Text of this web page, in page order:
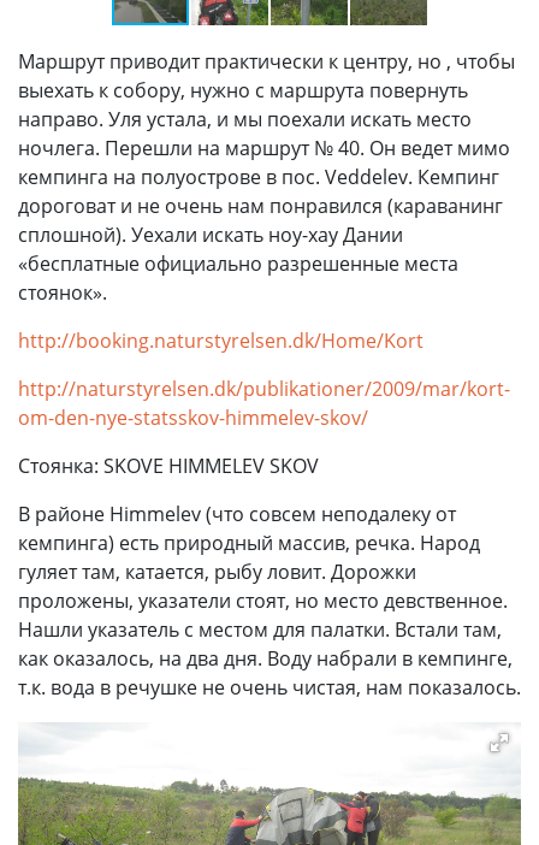
Маршрут приводит практически к центру, но , чтобы
выехать к собору, нужно с маршрута повернуть
направо. Уля устала, и мы поехали искать место
ночлега. Перешли на маршрут № 40. Он ведет мимо
кемпинга на полуострове в пос. Veddelev. Кемпинг
дороговат и не очень нам понравился (караванинг
сплошной). Уехали искать ноу-хау Дании
«бесплатные официально разрешенные места
стоянок».
http://booking.naturstyrelsen.dk/Home/Kort
http://naturstyrelsen.dk/publikationer/2009/mar/kort-
om-den-nye-statsskov-himmelev-skov/
Стоянка: SKOVE HIMMELEV SKOV
В районе Himmelev (что совсем неподалеку от
кемпинга) есть природный массив, речка. Народ
гуляет там, катается, рыбу ловит. Дорожки
проложены, указатели стоят, но место девственное.
Нашли указатель с местом для палатки. Встали там,
как оказалось, на два дня. Воду набрали в кемпинге,
т.к. вода в речушке не очень чистая, нам показалось.